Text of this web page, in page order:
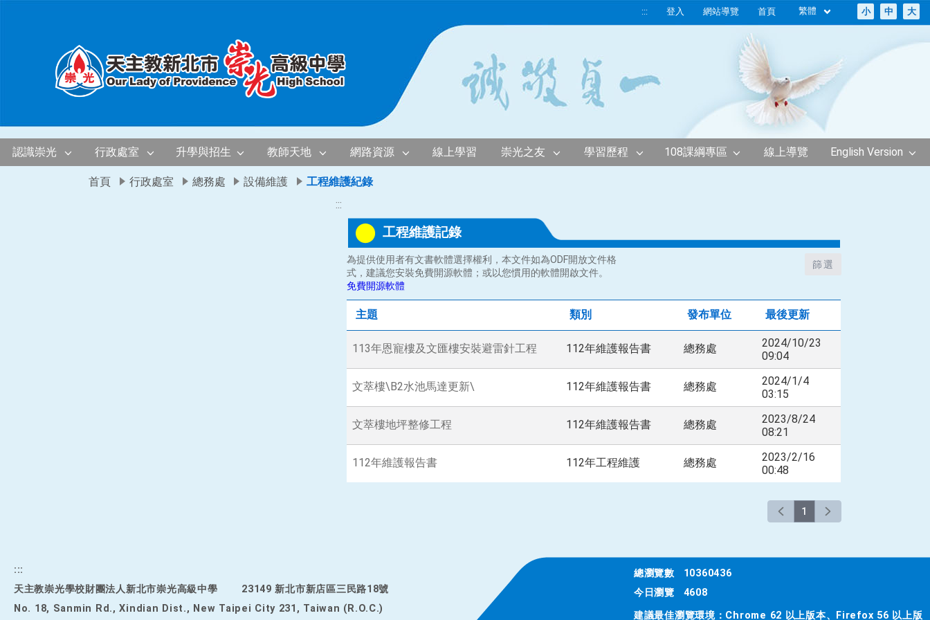
::: 登入 網站導覽 首頁 繁體 小 中 大
認識崇光 行政處室 升學與招生 教師天地 網路資源 線上學習 崇光之友 學習歷程 108課綱專區 線上導覽 English Version
首頁 行政處室 總務處 設備維護
工程維護紀錄
:::
工程維護記錄
為提供使用者有文書軟體選擇權利，本文件如為ODF開放文件格
式，建議您安裝免費開源軟體；或以您慣用的軟體開啟文件。
免費開源軟體
篩選
主題 類別 發布單位 最後更新
113年恩寵樓及文匯樓安裝避雷針工程 112年維護報告書 總務處
2024/10/23
09:04
文萃樓\B2水池馬達更新\ 112年維護報告書 總務處
2024/1/4
03:15
文萃樓地坪整修工程 112年維護報告書 總務處
2023/8/24
08:21
112年維護報告書 112年工程維護 總務處
2023/2/16
00:48
1
:::
天主教崇光學校財團法人新北市崇光高級中學
23149 新北市新店區三民路18號
No. 18, Sanmin Rd., Xindian Dist., New Taipei City 231, Taiwan (R.O.C.)
總瀏覽數
10360436
今日瀏覽
4608
建議最佳瀏覽環境：Chrome 62 以上版本、Firefox 56 以上版